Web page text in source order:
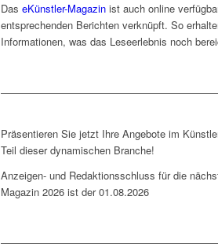
Das eKünstler-Magazin ist auch online
entsprechenden Berichten verknüpft. So
Informationen, was das Leseerlebnis noch
Präsentieren Sie jetzt Ihre Angebote im
Teil dieser dynamischen Branche!
Anzeigen- und Redaktionsschluss für die
Magazin 2026 ist der 01.08.2026